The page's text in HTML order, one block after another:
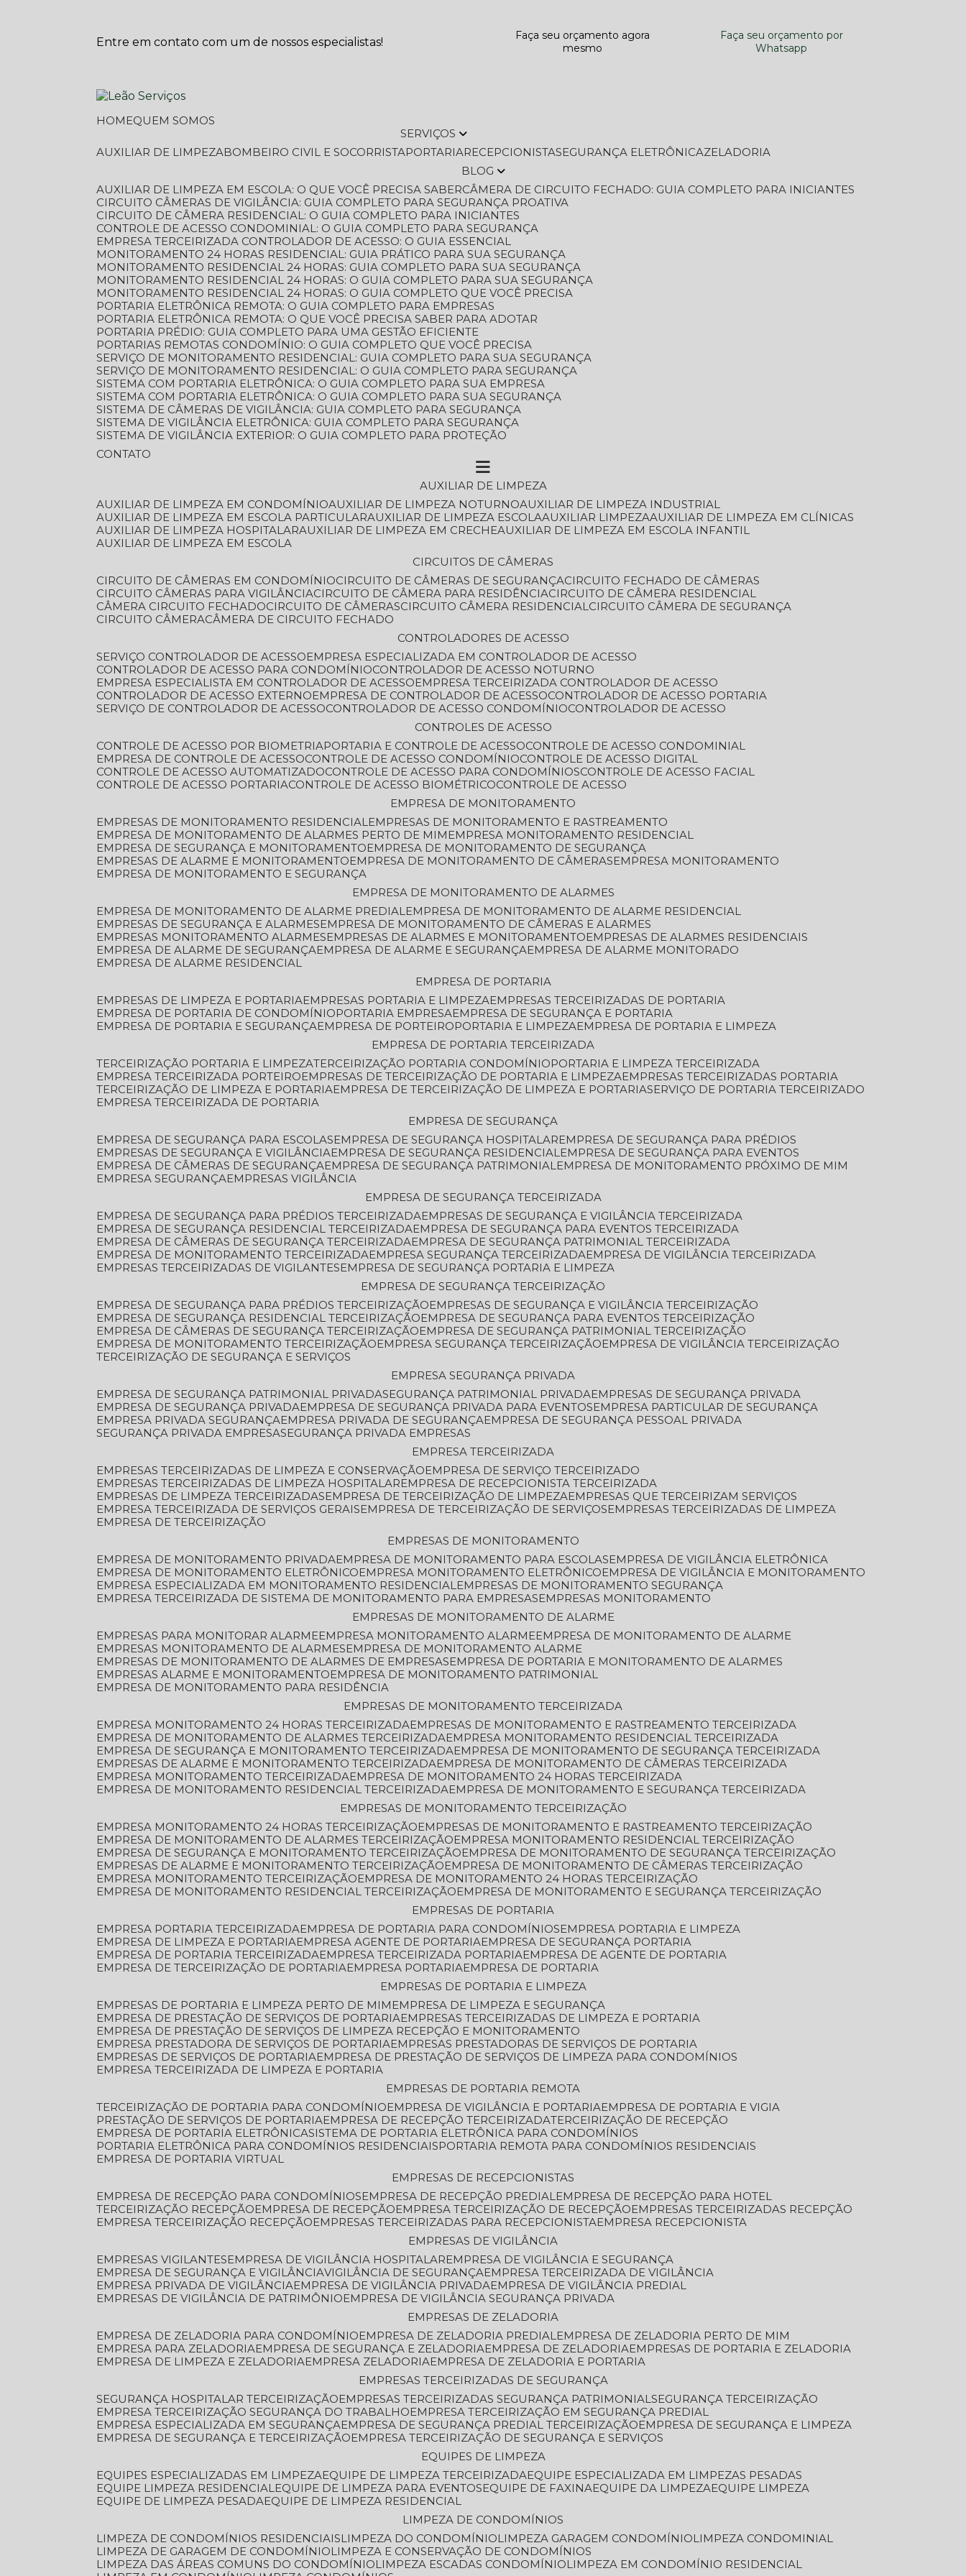
Entre em contato com um de nossos especialistas!
Faça seu orçamento agora
mesmo
Faça seu orçamento por
Whatsapp
HOME
QUEM SOMOS
SERVIÇOS
AUXILIAR DE LIMPEZA
BOMBEIRO CIVIL E SOCORRISTA PORTARIA RECEPCIONISTA SEGURANÇA ELETRÔNICA
ZELADORIA
BLOG
AUXILIAR DE LIMPEZA EM ESCOLA: O QUE VOCÊ PRECISA SABER
CÂMERA DE CIRCUITO FECHADO: GUIA COMPLETO PARA INICIANTES
CIRCUITO CÂMERAS DE VIGILÂNCIA: GUIA COMPLETO PARA SEGURANÇA PROATIVA
CIRCUITO DE CÂMERA RESIDENCIAL: O GUIA COMPLETO PARA INICIANTES
CONTROLE DE ACESSO CONDOMINIAL: O GUIA COMPLETO PARA SEGURANÇA
EMPRESA TERCEIRIZADA CONTROLADOR DE ACESSO: O GUIA ESSENCIAL
MONITORAMENTO 24 HORAS RESIDENCIAL: GUIA PRÁTICO PARA SUA SEGURANÇA
MONITORAMENTO RESIDENCIAL 24 HORAS: GUIA COMPLETO PARA SUA SEGURANÇA
MONITORAMENTO RESIDENCIAL 24 HORAS: O GUIA COMPLETO PARA SUA SEGURANÇA
MONITORAMENTO RESIDENCIAL 24 HORAS: O GUIA COMPLETO QUE VOCÊ PRECISA
PORTARIA ELETRÔNICA REMOTA: O GUIA COMPLETO PARA EMPRESAS
PORTARIA ELETRÔNICA REMOTA: O QUE VOCÊ PRECISA SABER PARA ADOTAR
PORTARIA PRÉDIO: GUIA COMPLETO PARA UMA GESTÃO EFICIENTE
PORTARIAS REMOTAS CONDOMÍNIO: O GUIA COMPLETO QUE VOCÊ PRECISA
SERVIÇO DE MONITORAMENTO RESIDENCIAL: GUIA COMPLETO PARA SUA SEGURANÇA
SERVIÇO DE MONITORAMENTO RESIDENCIAL: O GUIA COMPLETO PARA SEGURANÇA
SISTEMA COM PORTARIA ELETRÔNICA: O GUIA COMPLETO PARA SUA EMPRESA
SISTEMA COM PORTARIA ELETRÔNICA: O GUIA COMPLETO PARA SUA SEGURANÇA
SISTEMA DE CÂMERAS DE VIGILÂNCIA: GUIA COMPLETO PARA SEGURANÇA
SISTEMA DE VIGILÂNCIA ELETRÔNICA: GUIA COMPLETO PARA SEGURANÇA
SISTEMA DE VIGILÂNCIA EXTERIOR: O GUIA COMPLETO PARA PROTEÇÃO
CONTATO
AUXILIAR DE LIMPEZA
AUXILIAR DE LIMPEZA EM CONDOMÍNIO
AUXILIAR DE LIMPEZA NOTURNO
AUXILIAR DE LIMPEZA INDUSTRIAL
AUXILIAR DE LIMPEZA EM ESCOLA PARTICULAR
AUXILIAR DE LIMPEZA ESCOLA AUXILIAR LIMPEZA
AUXILIAR DE LIMPEZA EM CLÍNICAS
AUXILIAR DE LIMPEZA HOSPITALAR
AUXILIAR DE LIMPEZA EM CRECHE
AUXILIAR DE LIMPEZA EM ESCOLA INFANTIL
AUXILIAR DE LIMPEZA EM ESCOLA
CIRCUITOS DE CÂMERAS
CIRCUITO DE CÂMERAS EM CONDOMÍNIO
CIRCUITO DE CÂMERAS DE SEGURANÇA
CIRCUITO FECHADO DE CÂMERAS
CIRCUITO CÂMERAS PARA VIGILÂNCIA
CIRCUITO DE CÂMERA PARA RESIDÊNCIA
CIRCUITO DE CÂMERA RESIDENCIAL
CÂMERA CIRCUITO FECHADO
CIRCUITO DE CÂMERAS CIRCUITO CÂMERA RESIDENCIAL
CIRCUITO CÂMERA DE SEGURANÇA
CIRCUITO CÂMERA
CÂMERA DE CIRCUITO FECHADO
CONTROLADORES DE ACESSO
SERVIÇO CONTROLADOR DE ACESSO
EMPRESA ESPECIALIZADA EM CONTROLADOR DE ACESSO
CONTROLADOR DE ACESSO PARA CONDOMÍNIO
CONTROLADOR DE ACESSO NOTURNO
EMPRESA ESPECIALISTA EM CONTROLADOR DE ACESSO
EMPRESA TERCEIRIZADA CONTROLADOR DE ACESSO
CONTROLADOR DE ACESSO EXTERNO
EMPRESA DE CONTROLADOR DE ACESSO
CONTROLADOR DE ACESSO PORTARIA
SERVIÇO DE CONTROLADOR DE ACESSO
CONTROLADOR DE ACESSO CONDOMÍNIO
CONTROLADOR DE ACESSO
CONTROLES DE ACESSO
CONTROLE DE ACESSO POR BIOMETRIA
PORTARIA E CONTROLE DE ACESSO
CONTROLE DE ACESSO CONDOMINIAL
EMPRESA DE CONTROLE DE ACESSO
CONTROLE DE ACESSO CONDOMÍNIO
CONTROLE DE ACESSO DIGITAL
CONTROLE DE ACESSO AUTOMATIZADO
CONTROLE DE ACESSO PARA CONDOMÍNIOS
CONTROLE DE ACESSO FACIAL
CONTROLE DE ACESSO PORTARIA CONTROLE DE ACESSO BIOMÉTRICO
CONTROLE DE ACESSO
EMPRESA DE MONITORAMENTO
EMPRESAS DE MONITORAMENTO RESIDENCIAL
EMPRESAS DE MONITORAMENTO E RASTREAMENTO
EMPRESA DE MONITORAMENTO DE ALARMES PERTO DE MIM
EMPRESA MONITORAMENTO RESIDENCIAL
EMPRESA DE SEGURANÇA E MONITORAMENTO
EMPRESA DE MONITORAMENTO DE SEGURANÇA
EMPRESAS DE ALARME E MONITORAMENTO
EMPRESA DE MONITORAMENTO DE CÂMERAS
EMPRESA MONITORAMENTO
EMPRESA DE MONITORAMENTO E SEGURANÇA
EMPRESA DE MONITORAMENTO DE ALARMES
EMPRESA DE MONITORAMENTO DE ALARME PREDIAL
EMPRESA DE MONITORAMENTO DE ALARME RESIDENCIAL
EMPRESAS DE SEGURANÇA E ALARMES
EMPRESA DE MONITORAMENTO DE CÂMERAS E ALARMES
EMPRESAS MONITORAMENTO ALARMES
EMPRESAS DE ALARMES E MONITORAMENTO
EMPRESAS DE ALARMES RESIDENCIAIS
EMPRESA DE ALARME DE SEGURANÇA
EMPRESA DE ALARME E SEGURANÇA
EMPRESA DE ALARME MONITORADO
EMPRESA DE ALARME RESIDENCIAL
EMPRESA DE PORTARIA
EMPRESAS DE LIMPEZA E PORTARIA
EMPRESAS PORTARIA E LIMPEZA
EMPRESAS TERCEIRIZADAS DE PORTARIA
EMPRESA DE PORTARIA DE CONDOMÍNIO
PORTARIA EMPRESA
EMPRESA DE SEGURANÇA E PORTARIA
EMPRESA DE PORTARIA E SEGURANÇA
EMPRESA DE PORTEIRO PORTARIA E LIMPEZA
EMPRESA DE PORTARIA E LIMPEZA
EMPRESA DE PORTARIA TERCEIRIZADA
TERCEIRIZAÇÃO PORTARIA E LIMPEZA TERCEIRIZAÇÃO PORTARIA CONDOMÍNIO
PORTARIA E LIMPEZA TERCEIRIZADA
EMPRESA TERCEIRIZADA PORTEIRO
EMPRESAS DE TERCEIRIZAÇÃO DE PORTARIA E LIMPEZA
EMPRESAS TERCEIRIZADAS PORTARIA
TERCEIRIZAÇÃO DE LIMPEZA E PORTARIA
EMPRESA DE TERCEIRIZAÇÃO DE LIMPEZA E PORTARIA SERVIÇO DE PORTARIA TERCEIRIZADO
EMPRESA TERCEIRIZADA DE PORTARIA
EMPRESA DE SEGURANÇA
EMPRESA DE SEGURANÇA PARA ESCOLAS
EMPRESA DE SEGURANÇA HOSPITALAR
EMPRESA DE SEGURANÇA PARA PRÉDIOS
EMPRESAS DE SEGURANÇA E VIGILÂNCIA
EMPRESA DE SEGURANÇA RESIDENCIAL
EMPRESA DE SEGURANÇA PARA EVENTOS
EMPRESA DE CÂMERAS DE SEGURANÇA
EMPRESA DE SEGURANÇA PATRIMONIAL
EMPRESA DE MONITORAMENTO PRÓXIMO DE MIM
EMPRESA SEGURANÇA
EMPRESAS VIGILÂNCIA
EMPRESA DE SEGURANÇA TERCEIRIZADA
EMPRESA DE SEGURANÇA PARA PRÉDIOS TERCEIRIZADA
EMPRESAS DE SEGURANÇA E VIGILÂNCIA TERCEIRIZADA
EMPRESA DE SEGURANÇA RESIDENCIAL TERCEIRIZADA
EMPRESA DE SEGURANÇA PARA EVENTOS TERCEIRIZADA
EMPRESA DE CÂMERAS DE SEGURANÇA TERCEIRIZADA
EMPRESA DE SEGURANÇA PATRIMONIAL TERCEIRIZADA
EMPRESA DE MONITORAMENTO TERCEIRIZADA
EMPRESA SEGURANÇA TERCEIRIZADA
EMPRESA DE VIGILÂNCIA TERCEIRIZADA
EMPRESAS TERCEIRIZADAS DE VIGILANTES
EMPRESA DE SEGURANÇA PORTARIA E LIMPEZA
EMPRESA DE SEGURANÇA TERCEIRIZAÇÃO
EMPRESA DE SEGURANÇA PARA PRÉDIOS TERCEIRIZAÇÃO
EMPRESAS DE SEGURANÇA E VIGILÂNCIA TERCEIRIZAÇÃO
EMPRESA DE SEGURANÇA RESIDENCIAL TERCEIRIZAÇÃO
EMPRESA DE SEGURANÇA PARA EVENTOS TERCEIRIZAÇÃO
EMPRESA DE CÂMERAS DE SEGURANÇA TERCEIRIZAÇÃO
EMPRESA DE SEGURANÇA PATRIMONIAL TERCEIRIZAÇÃO
EMPRESA DE MONITORAMENTO TERCEIRIZAÇÃO
EMPRESA SEGURANÇA TERCEIRIZAÇÃO
EMPRESA DE VIGILÂNCIA TERCEIRIZAÇÃO
TERCEIRIZAÇÃO DE SEGURANÇA E SERVIÇOS
EMPRESA SEGURANÇA PRIVADA
EMPRESA DE SEGURANÇA PATRIMONIAL PRIVADA SEGURANÇA PATRIMONIAL PRIVADA
EMPRESAS DE SEGURANÇA PRIVADA
EMPRESA DE SEGURANÇA PRIVADA
EMPRESA DE SEGURANÇA PRIVADA PARA EVENTOS
EMPRESA PARTICULAR DE SEGURANÇA
EMPRESA PRIVADA SEGURANÇA
EMPRESA PRIVADA DE SEGURANÇA
EMPRESA DE SEGURANÇA PESSOAL PRIVADA
SEGURANÇA PRIVADA EMPRESA SEGURANÇA PRIVADA EMPRESAS
EMPRESA TERCEIRIZADA
EMPRESAS TERCEIRIZADAS DE LIMPEZA E CONSERVAÇÃO
EMPRESA DE SERVIÇO TERCEIRIZADO
EMPRESAS TERCEIRIZADAS DE LIMPEZA HOSPITALAR
EMPRESA DE RECEPCIONISTA TERCEIRIZADA
EMPRESAS DE LIMPEZA TERCEIRIZADAS
EMPRESA DE TERCEIRIZAÇÃO DE LIMPEZA
EMPRESAS QUE TERCEIRIZAM SERVIÇOS
EMPRESA TERCEIRIZADA DE SERVIÇOS GERAIS
EMPRESA DE TERCEIRIZAÇÃO DE SERVIÇOS
EMPRESAS TERCEIRIZADAS DE LIMPEZA
EMPRESA DE TERCEIRIZAÇÃO
EMPRESAS DE MONITORAMENTO
EMPRESA DE MONITORAMENTO PRIVADA
EMPRESA DE MONITORAMENTO PARA ESCOLAS
EMPRESA DE VIGILÂNCIA ELETRÔNICA
EMPRESA DE MONITORAMENTO ELETRÔNICO
EMPRESA MONITORAMENTO ELETRÔNICO
EMPRESA DE VIGILÂNCIA E MONITORAMENTO
EMPRESA ESPECIALIZADA EM MONITORAMENTO RESIDENCIAL
EMPRESAS DE MONITORAMENTO SEGURANÇA
EMPRESA TERCEIRIZADA DE SISTEMA DE MONITORAMENTO PARA EMPRESAS
EMPRESAS MONITORAMENTO
EMPRESAS DE MONITORAMENTO DE ALARME
EMPRESAS PARA MONITORAR ALARME
EMPRESA MONITORAMENTO ALARME
EMPRESA DE MONITORAMENTO DE ALARME
EMPRESAS MONITORAMENTO DE ALARMES
EMPRESA DE MONITORAMENTO ALARME
EMPRESAS DE MONITORAMENTO DE ALARMES DE EMPRESAS
EMPRESA DE PORTARIA E MONITORAMENTO DE ALARMES
EMPRESAS ALARME E MONITORAMENTO
EMPRESA DE MONITORAMENTO PATRIMONIAL
EMPRESA DE MONITORAMENTO PARA RESIDÊNCIA
EMPRESAS DE MONITORAMENTO TERCEIRIZADA
EMPRESA MONITORAMENTO 24 HORAS TERCEIRIZADA
EMPRESAS DE MONITORAMENTO E RASTREAMENTO TERCEIRIZADA
EMPRESA DE MONITORAMENTO DE ALARMES TERCEIRIZADA
EMPRESA MONITORAMENTO RESIDENCIAL TERCEIRIZADA
EMPRESA DE SEGURANÇA E MONITORAMENTO TERCEIRIZADA
EMPRESA DE MONITORAMENTO DE SEGURANÇA TERCEIRIZADA
EMPRESAS DE ALARME E MONITORAMENTO TERCEIRIZADA
EMPRESA DE MONITORAMENTO DE CÂMERAS TERCEIRIZADA
EMPRESA MONITORAMENTO TERCEIRIZADA
EMPRESA DE MONITORAMENTO 24 HORAS TERCEIRIZADA
EMPRESA DE MONITORAMENTO RESIDENCIAL TERCEIRIZADA
EMPRESA DE MONITORAMENTO E SEGURANÇA TERCEIRIZADA
EMPRESAS DE MONITORAMENTO TERCEIRIZAÇÃO
EMPRESA MONITORAMENTO 24 HORAS TERCEIRIZAÇÃO
EMPRESAS DE MONITORAMENTO E RASTREAMENTO TERCEIRIZAÇÃO
EMPRESA DE MONITORAMENTO DE ALARMES TERCEIRIZAÇÃO
EMPRESA MONITORAMENTO RESIDENCIAL TERCEIRIZAÇÃO
EMPRESA DE SEGURANÇA E MONITORAMENTO TERCEIRIZAÇÃO
EMPRESA DE MONITORAMENTO DE SEGURANÇA TERCEIRIZAÇÃO
EMPRESAS DE ALARME E MONITORAMENTO TERCEIRIZAÇÃO
EMPRESA DE MONITORAMENTO DE CÂMERAS TERCEIRIZAÇÃO
EMPRESA MONITORAMENTO TERCEIRIZAÇÃO
EMPRESA DE MONITORAMENTO 24 HORAS TERCEIRIZAÇÃO
EMPRESA DE MONITORAMENTO RESIDENCIAL TERCEIRIZAÇÃO
EMPRESA DE MONITORAMENTO E SEGURANÇA TERCEIRIZAÇÃO
EMPRESAS DE PORTARIA
EMPRESA PORTARIA TERCEIRIZADA
EMPRESA DE PORTARIA PARA CONDOMÍNIOS
EMPRESA PORTARIA E LIMPEZA
EMPRESA DE LIMPEZA E PORTARIA
EMPRESA AGENTE DE PORTARIA
EMPRESA DE SEGURANÇA PORTARIA
EMPRESA DE PORTARIA TERCEIRIZADA
EMPRESA TERCEIRIZADA PORTARIA
EMPRESA DE AGENTE DE PORTARIA
EMPRESA DE TERCEIRIZAÇÃO DE PORTARIA
EMPRESA PORTARIA
EMPRESA DE PORTARIA
EMPRESAS DE PORTARIA E LIMPEZA
EMPRESAS DE PORTARIA E LIMPEZA PERTO DE MIM
EMPRESA DE LIMPEZA E SEGURANÇA
EMPRESA DE PRESTAÇÃO DE SERVIÇOS DE PORTARIA
EMPRESAS TERCEIRIZADAS DE LIMPEZA E PORTARIA
EMPRESA DE PRESTAÇÃO DE SERVIÇOS DE LIMPEZA RECEPÇÃO E MONITORAMENTO
EMPRESA PRESTADORA DE SERVIÇOS DE PORTARIA
EMPRESAS PRESTADORAS DE SERVIÇOS DE PORTARIA
EMPRESAS DE SERVIÇOS DE PORTARIA
EMPRESA DE PRESTAÇÃO DE SERVIÇOS DE LIMPEZA PARA CONDOMÍNIOS
EMPRESA TERCEIRIZADA DE LIMPEZA E PORTARIA
EMPRESAS DE PORTARIA REMOTA
TERCEIRIZAÇÃO DE PORTARIA PARA CONDOMÍNIO
EMPRESA DE VIGILÂNCIA E PORTARIA
EMPRESA DE PORTARIA E VIGIA
PRESTAÇÃO DE SERVIÇOS DE PORTARIA
EMPRESA DE RECEPÇÃO TERCEIRIZADA TERCEIRIZAÇÃO DE RECEPÇÃO
EMPRESA DE PORTARIA ELETRÔNICA SISTEMA DE PORTARIA ELETRÔNICA PARA CONDOMÍNIOS
PORTARIA ELETRÔNICA PARA CONDOMÍNIOS RESIDENCIAIS
PORTARIA REMOTA PARA CONDOMÍNIOS RESIDENCIAIS
EMPRESA DE PORTARIA VIRTUAL
EMPRESAS DE RECEPCIONISTAS
EMPRESA DE RECEPÇÃO PARA CONDOMÍNIOS
EMPRESA DE RECEPÇÃO PREDIAL
EMPRESA DE RECEPÇÃO PARA HOTEL
TERCEIRIZAÇÃO RECEPÇÃO
EMPRESA DE RECEPÇÃO EMPRESA TERCEIRIZAÇÃO DE RECEPÇÃO
EMPRESAS TERCEIRIZADAS RECEPÇÃO
EMPRESA TERCEIRIZAÇÃO RECEPÇÃO
EMPRESAS TERCEIRIZADAS PARA RECEPCIONISTA
EMPRESA RECEPCIONISTA
EMPRESAS DE VIGILÂNCIA
EMPRESAS VIGILANTES
EMPRESA DE VIGILÂNCIA HOSPITALAR
EMPRESA DE VIGILÂNCIA E SEGURANÇA
EMPRESA DE SEGURANÇA E VIGILÂNCIA VIGILÂNCIA DE SEGURANÇA
EMPRESA TERCEIRIZADA DE VIGILÂNCIA
EMPRESA PRIVADA DE VIGILÂNCIA
EMPRESA DE VIGILÂNCIA PRIVADA
EMPRESA DE VIGILÂNCIA PREDIAL
EMPRESAS DE VIGILÂNCIA DE PATRIMÔNIO
EMPRESA DE VIGILÂNCIA SEGURANÇA PRIVADA
EMPRESAS DE ZELADORIA
EMPRESA DE ZELADORIA PARA CONDOMÍNIO
EMPRESA DE ZELADORIA PREDIAL
EMPRESA DE ZELADORIA PERTO DE MIM
EMPRESA PARA ZELADORIA
EMPRESA DE SEGURANÇA E ZELADORIA EMPRESA DE ZELADORIA
EMPRESAS DE PORTARIA E ZELADORIA
EMPRESA DE LIMPEZA E ZELADORIA
EMPRESA ZELADORIA
EMPRESA DE ZELADORIA E PORTARIA
EMPRESAS TERCEIRIZADAS DE SEGURANÇA
SEGURANÇA HOSPITALAR TERCEIRIZAÇÃO
EMPRESAS TERCEIRIZADAS SEGURANÇA PATRIMONIAL SEGURANÇA TERCEIRIZAÇÃO
EMPRESA TERCEIRIZAÇÃO SEGURANÇA DO TRABALHO
EMPRESA TERCEIRIZAÇÃO EM SEGURANÇA PREDIAL
EMPRESA ESPECIALIZADA EM SEGURANÇA
EMPRESA DE SEGURANÇA PREDIAL TERCEIRIZAÇÃO
EMPRESA DE SEGURANÇA E LIMPEZA
EMPRESA DE SEGURANÇA E TERCEIRIZAÇÃO
EMPRESA TERCEIRIZAÇÃO DE SEGURANÇA E SERVIÇOS
EQUIPES DE LIMPEZA
EQUIPES ESPECIALIZADAS EM LIMPEZA EQUIPE DE LIMPEZA TERCEIRIZADA EQUIPE ESPECIALIZADA EM LIMPEZAS PESADAS
EQUIPE LIMPEZA RESIDENCIAL EQUIPE DE LIMPEZA PARA EVENTOS EQUIPE DE FAXINA EQUIPE DA LIMPEZA EQUIPE LIMPEZA
EQUIPE DE LIMPEZA PESADA EQUIPE DE LIMPEZA RESIDENCIAL
LIMPEZA DE CONDOMÍNIOS
LIMPEZA DE CONDOMÍNIOS RESIDENCIAIS
LIMPEZA DO CONDOMÍNIO LIMPEZA GARAGEM CONDOMÍNIO
LIMPEZA CONDOMINIAL
LIMPEZA DE GARAGEM DE CONDOMÍNIO
LIMPEZA E CONSERVAÇÃO DE CONDOMÍNIOS
LIMPEZA DAS ÁREAS COMUNS DO CONDOMÍNIO
LIMPEZA ESCADAS CONDOMÍNIO
LIMPEZA EM CONDOMÍNIO RESIDENCIAL